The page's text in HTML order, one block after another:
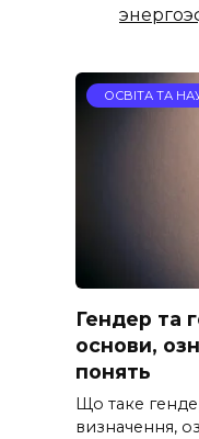
ОСВІТА ТА
Гендер та
основи,
понять
Що таке
визначення,